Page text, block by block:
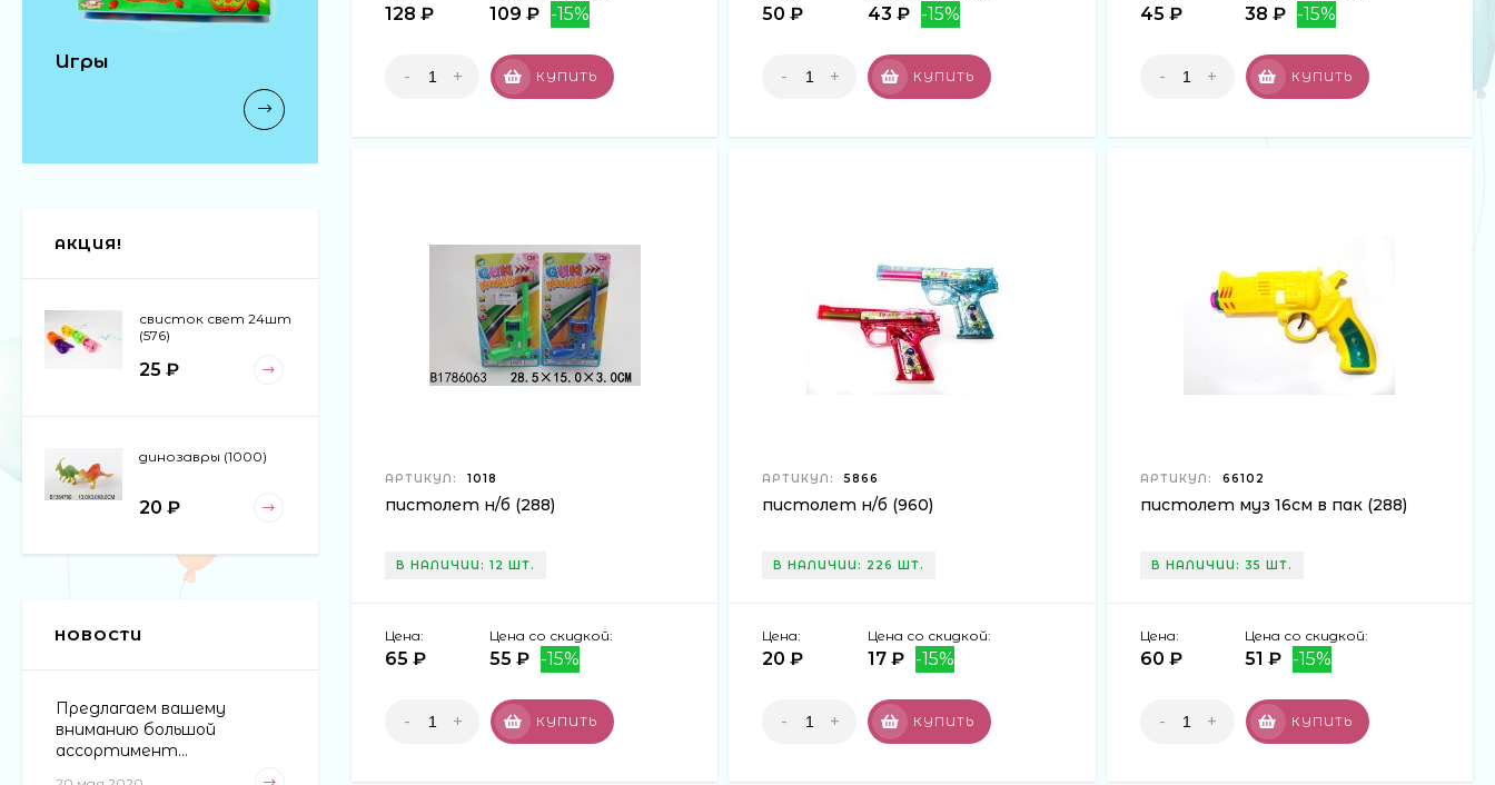
128 ₽ 109 ₽ -15%
- + КУПИТЬ
50 ₽ 43 ₽ -15%
- + КУПИТЬ
45 ₽ 38 ₽ -15%
- + КУПИТЬ
АРТИКУЛ: 1018
пистолет н/б (288)
В НАЛИЧИИ: 12 ШТ.
Цена:
65 ₽
Цена со скидкой:
55 ₽ -15%
- + КУПИТЬ
АРТИКУЛ: 5866
пистолет н/б (960)
В НАЛИЧИИ: 226 ШТ.
Цена:
20 ₽
Цена со скидкой:
17 ₽ -15%
- + КУПИТЬ
АРТИКУЛ: 66102
пистолет муз 16см в пак (288)
В НАЛИЧИИ: 35 ШТ.
Цена:
60 ₽
Цена со скидкой:
51 ₽ -15%
- + КУПИТЬ
Игры
АКЦИЯ!
свисток свет 24шт
(576)
25 ₽
динозавры (1000)
20 ₽
НОВОСТИ
Предлагаем вашему
вниманию большой
ассортимент...